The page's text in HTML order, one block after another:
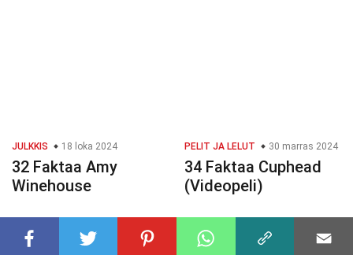
JULKKIS 18 loka 2024
32 Faktaa Amy
Winehouse
PELIT JA LELUT 30 marras 2024
34 Faktaa Cuphead
(Videopeli)